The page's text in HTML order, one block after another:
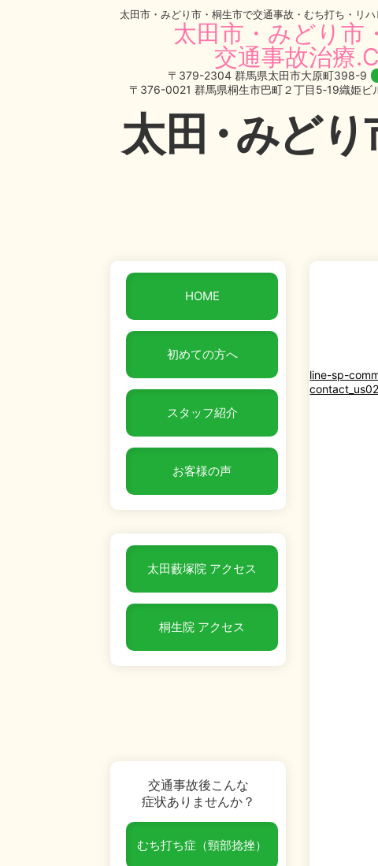
太田市・みどり市・桐生市で交通事故・むち打ち・リ
太田市・みどり市
交通事故治療
〒379-2304 群馬県太田市大原町398-9
〒376-0021 群馬県桐生市巴町２丁目5‐19織姫ビ
太田・みどり
HOME
初めての方へ
スタッフ紹介
お客様の声
太田藪塚院 アクセス
桐生院 アクセス
交通事故後こんな
症状ありませんか？
むち打ち症（頸部捻挫）
line-sp-